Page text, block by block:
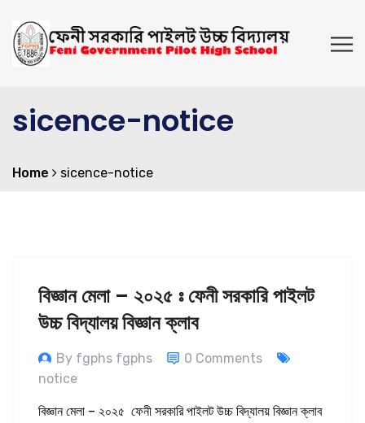
sicence-notice
Home sicence-notice
বিজ্ঞান মেলা – ২০২৫ ঃ ফেনী সরকারি পাইলট
উচ্চ বিদ্যালয় বিজ্ঞান ক্লাব
By fgphs fgphs
0 Comments
notice
বিজ্ঞান মেলা – ২০২৫ ফেনী সরকারি পাইলট উচ্চ বিদ্যালয় বিজ্ঞান ক্লাব